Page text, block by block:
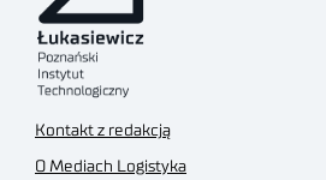
Kontakt z redakcją
O Mediach Logistyka